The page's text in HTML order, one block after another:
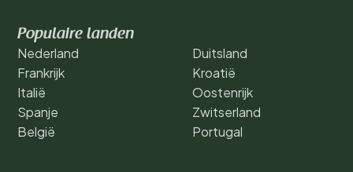
Populaire landen
Nederland
Frankrijk
Italië
Spanje
België
Duitsland
Kroatië
Oostenrijk
Zwitserland
Portugal